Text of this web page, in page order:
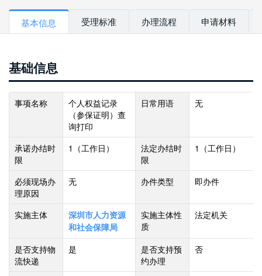
基本信息 受理标准 办理流程 申请材料
基础信息
事项名称
个人权益记录
（参保证明）查
询打印
日常用语 无
承诺办结时
限
1 （工作日）
法定办结时
限
1 （工作日）
必须现场办
理原因
无 办件类型 即办件
实施主体
深圳市人力资源
和社会保障局
实施主体性
质
法定机关
是否支持物
流快递
是
是否支持预
约办理
否